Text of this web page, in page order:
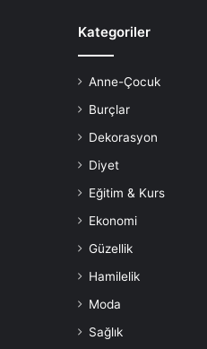
Kategoriler
Anne-Çocuk
Burçlar
Dekorasyon
Diyet
Eğitim & Kurs
Ekonomi
Güzellik
Hamilelik
Moda
Sağlık